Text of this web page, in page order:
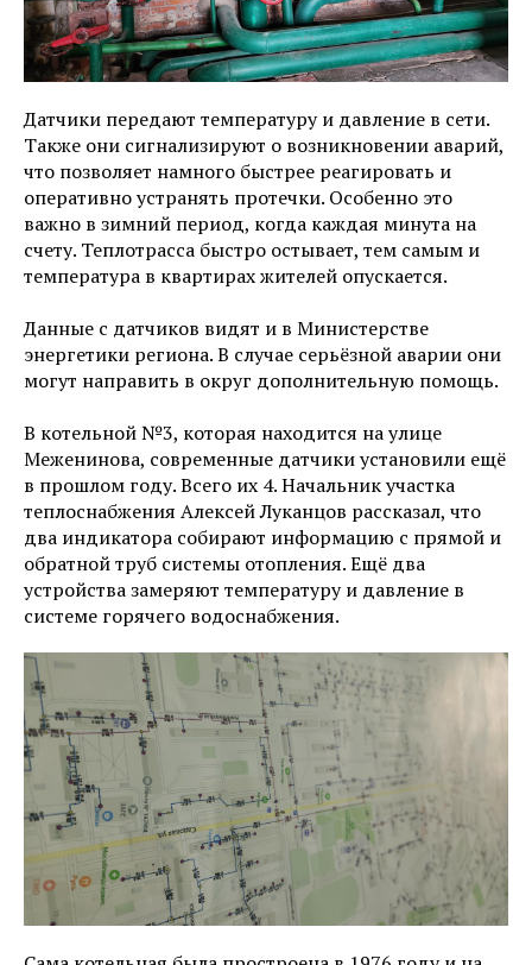
Датчики передают температуру и давление в сети.
Также они сигнализируют о возникновении аварий,
что позволяет намного быстрее реагировать и
оперативно устранять протечки. Особенно это
важно в зимний период, когда каждая минута на
счету. Теплотрасса быстро остывает, тем самым и
температура в квартирах жителей опускается.
Данные с датчиков видят и в Министерстве
энергетики региона. В случае серьёзной аварии они
могут направить в округ дополнительную помощь.
В котельной №3, которая находится на улице
Меженинова, современные датчики установили ещё
в прошлом году. Всего их 4. Начальник участка
теплоснабжения Алексей Луканцов рассказал, что
два индикатора собирают информацию с прямой и
обратной труб системы отопления. Ещё два
устройства замеряют температуру и давление в
системе горячего водоснабжения.